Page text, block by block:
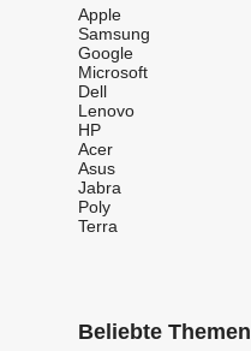
Apple
Samsung
Google
Microsoft
Dell
Lenovo
HP
Acer
Asus
Jabra
Poly
Terra
Beliebte Themen